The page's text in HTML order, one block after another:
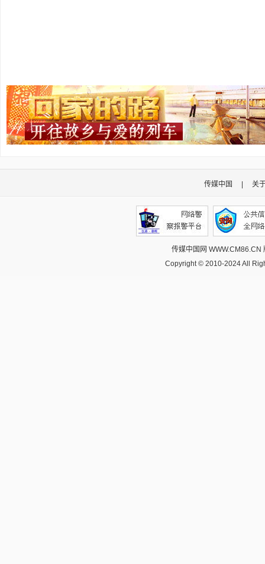
传媒中国 关
传媒中国网
Copyright © 2010-2024 All